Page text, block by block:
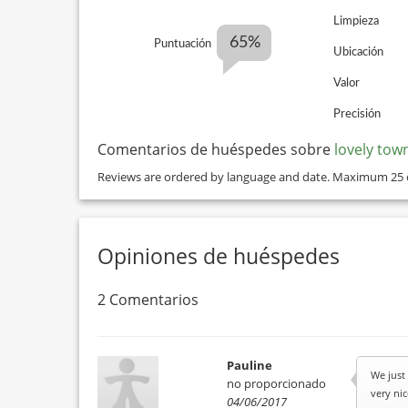
Puntuación 65%
Limpieza
Ubicación
Valor
Precisión
Comentarios de huéspedes sobre lovely
Reviews are ordered by language and date. Maximum
Opiniones de huéspedes
2 Comentarios
Pauline
no proporcionado
04/06/2017
We
very